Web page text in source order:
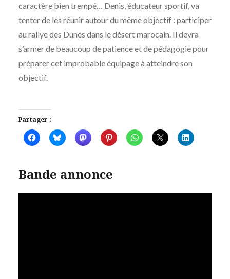
caractère bien trempé… Denis, éducateur sportif, va
tenter de les réunir autour du même objectif : participer
au rallye des Dunes dans le désert marocain. Il devra
s’armer de beaucoup de patience et de pédagogie pour
préparer cet improbable équipage à atteindre son
objectif.
Partager :
Bande annonce